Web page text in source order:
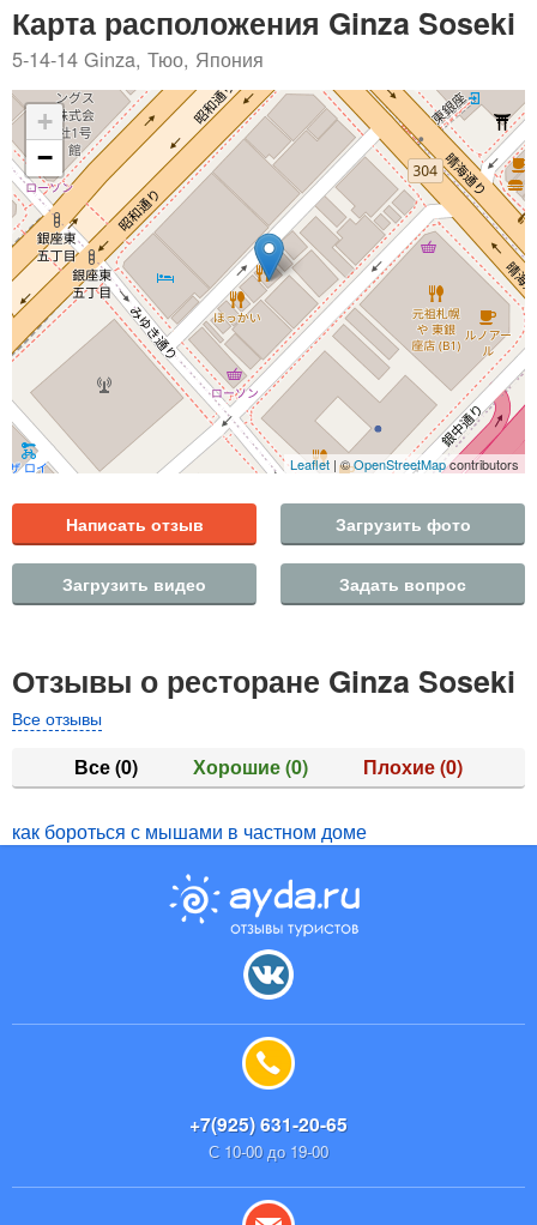
Карта расположения Ginza Soseki
5-14-14 Ginza, Тюо, Япония
+
−
Leaflet | ©OpenStreetMapcontributors
Написать отзыв Загрузить фото
Загрузить видео Задать вопрос
Отзывы о ресторане Ginza Soseki
Все отзывы
Все(0) Хорошие(0) Плохие(0)
как бороться с мышами в частном доме
+7(925) 631-20-65
С 10-00 до 19-00